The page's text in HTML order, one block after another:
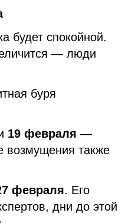
будет спокойной.
— люди
буря
19 февраля —
возмущения также
февраля. Его
дни до этой